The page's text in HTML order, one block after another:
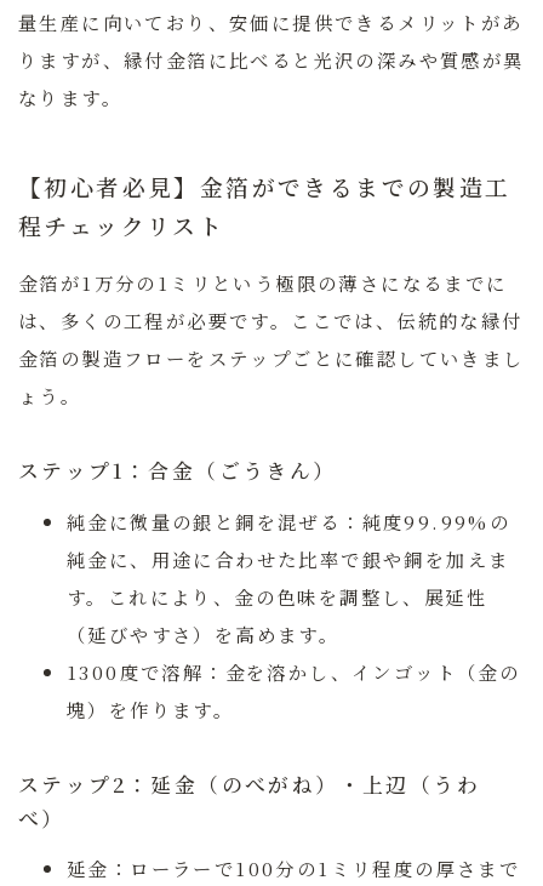
量生産に向いており、安価に提供できるメリットがあ
りますが、縁付金箔に比べると光沢の深みや質感が異
なります。
【初心者必見】金箔ができるまでの製造工
程チェックリスト
金箔が1万分の1ミリという極限の薄さになるまでに
は、多くの工程が必要です。ここでは、伝統的な縁付
金箔の製造フローをステップごとに確認していきまし
ょう。
ステップ1：合金（ごうきん）
純金に微量の銀と銅を混ぜる： 純度99.99%の
純金に、用途に合わせた比率で銀や銅を加えま
す。これにより、金の色味を調整し、展延性
（延びやすさ）を高めます。
1300度で溶解： 金を溶かし、インゴット（金の
塊）を作ります。
ステップ2：延金（のべがね）・上辺（うわ
べ）
延金： ローラーで100分の1ミリ程度の厚さまで